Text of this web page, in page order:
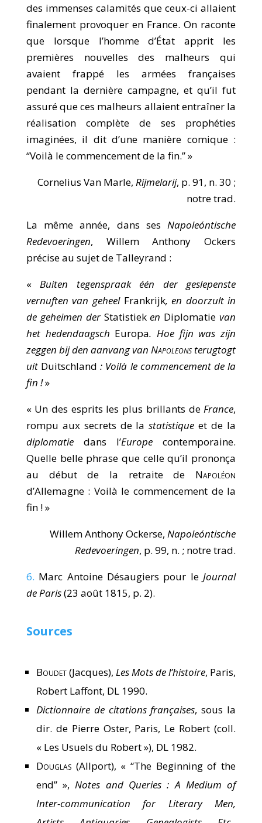
des immenses calamités que ceux-ci allaient
finalement provoquer en France. On raconte
que lorsque l’homme d’État apprit les
premières nouvelles des malheurs qui
avaient frappé les armées françaises
pendant la dernière campagne, et qu’il fut
assuré que ces malheurs allaient entraîner la
réalisation complète de ses prophéties
imaginées, il dit d’une manière comique :
“Voilà le commencement de la fin.” »
Cornelius Van Marle,Rijmelarij, p. 91, n. 30 ;
notre trad.
La même année, dans sesNapoleóntische
Redevoeringen, Willem Anthony Ockers
précise au sujet de Talleyrand :
«Buiten tegenspraak één der geslepenste
vernuften van geheel Frankrijk, en doorzult in
de geheimen der Statistieken Diplomatie van
het hedendaagsch Europa. Hoe fijn was zijn
zeggen bij den aanvang vanNapoleons terugtogt
uit Duitschland : Voilà le commencement de la
fin !»
« Un des esprits les plus brillants deFrance,
rompu aux secrets de lastatistique et de la
diplomatiedans l’Europe contemporaine.
Quelle belle phrase que celle qu’il prononça
au début de la retraite de Napoléon
d’Allemagne : Voilà le commencement de la
fin ! »
Willem Anthony Ockerse,Napoleóntische
Redevoeringen, p. 99, n. ; notre trad.
6. Marc Antoine Désaugiers pour leJournal
de Paris(23 août 1815, p. 2).
Sources
Boudet(Jacques), Les Mots de l’histoire, Paris,
Robert Laffont, DL 1990.
Dictionnaire de citations françaises, sous la
dir. de Pierre Oster, Paris, Le Robert (coll.
« Les Usuels du Robert »), DL 1982.
Douglas(Allport), « “The Beginning of the
end” »,Notes and Queries : A Medium of
Inter-communication for Literary Men,